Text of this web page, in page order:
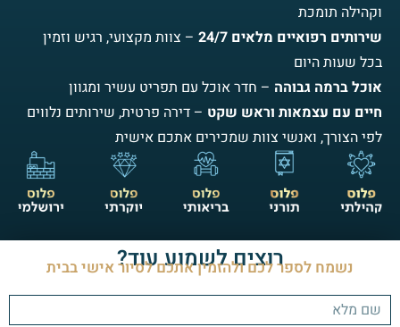
וקהילה תומכת
שירותים רפואיים מלאים 24/7
– צוות מקצועי, רגיש וזמין
בכל שעות היום
אוכל ברמה גבוהה – חדר אוכל עם תפריט עשיר ומגוון
חיים עם עצמאות וראש שקט – דירה פרטית, שירותים נלווים
לפי הצורך, ואנשי צוות שמכירים אתכם אישית
רוצים לשמוע עוד?
נשמח לספר לכם ולהזמין אתכם לסיור אישי בבית